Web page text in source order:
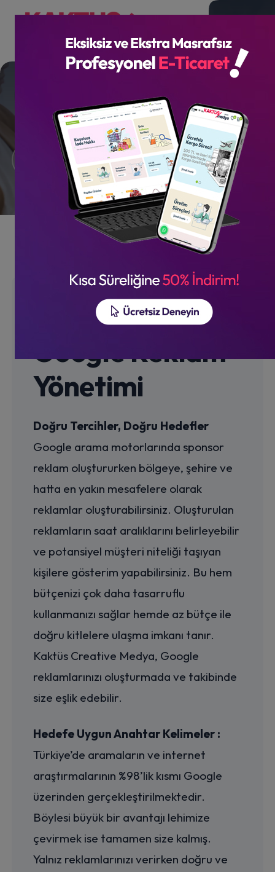
Google Reklam Yönetimi
Referanslar
Google Reklam
Yönetimi
Doğru Tercihler, Doğru Hedefler
Google arama motorlarında sponsor
reklam oluştururken bölgeye, şehire ve
hatta en yakın mesafelere olarak
reklamlar oluşturabilirsiniz. Oluşturulan
reklamların saat aralıklarını belirleyebilir
ve potansiyel müşteri niteliği taşıyan
kişilere gösterim yapabilirsiniz. Bu hem
bütçenizi çok daha tasarruflu
kullanmanızı sağlar hemde az bütçe ile
doğru kitlelere ulaşma imkanı tanır.
Kaktüs Creative Medya, Google
reklamlarınızı oluşturmada ve takibinde
size eşlik edebilir.
Hedefe Uygun Anahtar Kelimeler :
Türkiye’de aramaların ve internet
araştırmalarının %98’lik kısmı Google
üzerinden gerçekleştirilmektedir.
Böylesi büyük bir avantajı lehimize
çevirmek ise tamamen size kalmış.
Yalnız reklamlarınızı verirken doğru ve